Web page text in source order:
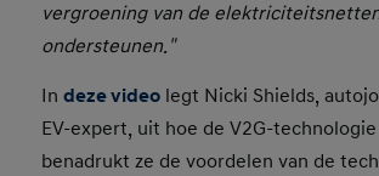
vergroening van de
ondersteunen."
Indeze video legt Nicki Shields,
EV-expert, uit hoe de V2G-
benadrukt ze de voordelen van de